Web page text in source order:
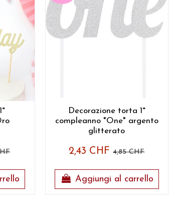
Decorazione torta 1°
compleanno "One" argento
glitterato
2,43 CHF4,85 CHF
Aggiungi al carrello